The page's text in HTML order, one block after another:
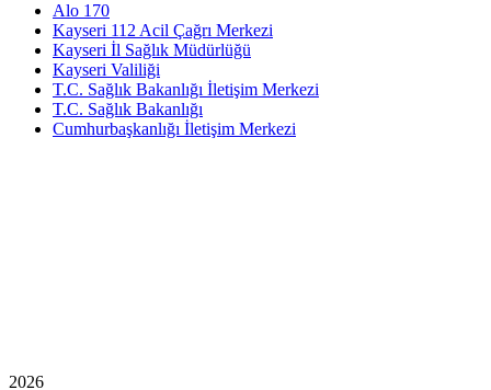
Alo 170
Kayseri 112 Acil Çağrı Merkezi
Kayseri İl Sağlık Müdürlüğü
Kayseri Valiliği
T.C. Sağlık Bakanlığı İletişim Merkezi
T.C. Sağlık Bakanlığı
Cumhurbaşkanlığı İletişim Merkezi
2026